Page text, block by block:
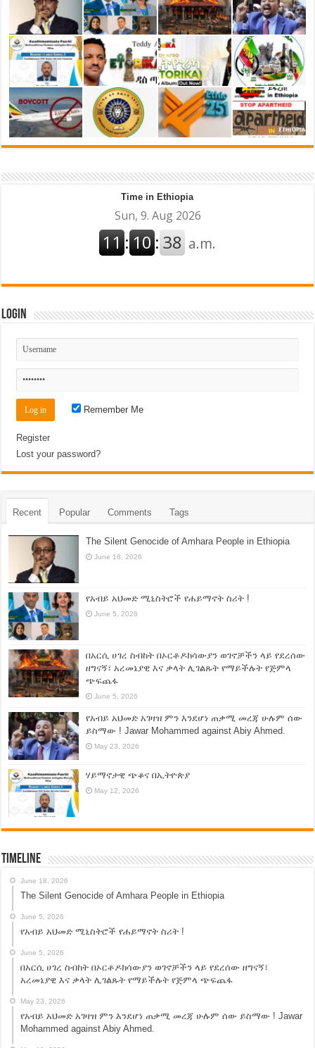
Time in Ethiopia
Login
Remember Me
Register
Lost your password?
Recent Popular Comments Tags
The Silent Genocide of Amhara People in Ethiopia
June 18, 2026
የአብይ አህመድ ሚኒስትሮች የሐይማኖት ስሪት !
June 5, 2026
በአርሲ ሀገረ ስብከት በኦርቶዶክሳውያን ወገኖቻችን ላይ የደረሰው
ዘግናኝ፣ አረመኔያዊ እና ቃላት ሊገልጹት የማይችሉት የጅምላ
ጭፍጨፋ
June 5, 2026
የአብይ አህመድ አገዛዝ ምን እንደሆነ ጠቃሚ መረጃ ሁሉም ሰው
ይስማው ! Jawar Mohammed against Abiy Ahmed.
May 23, 2026
ሃይማኖታዊ ጭቆና በኢትዮጵያ
May 12, 2026
Timeline
June 18, 2026
The Silent Genocide of Amhara People in Ethiopia
June 5, 2026
የአብይ አህመድ ሚኒስትሮች የሐይማኖት ስሪት !
June 5, 2026
በአርሲ ሀገረ ስብከት በኦርቶዶክሳውያን ወገኖቻችን ላይ የደረሰው ዘግናኝ፣
አረመኔያዊ እና ቃላት ሊገልጹት የማይችሉት የጅምላ ጭፍጨፋ
May 23, 2026
የአብይ አህመድ አገዛዝ ምን እንደሆነ ጠቃሚ መረጃ ሁሉም ሰው ይስማው ! Jawar
Mohammed against Abiy Ahmed.